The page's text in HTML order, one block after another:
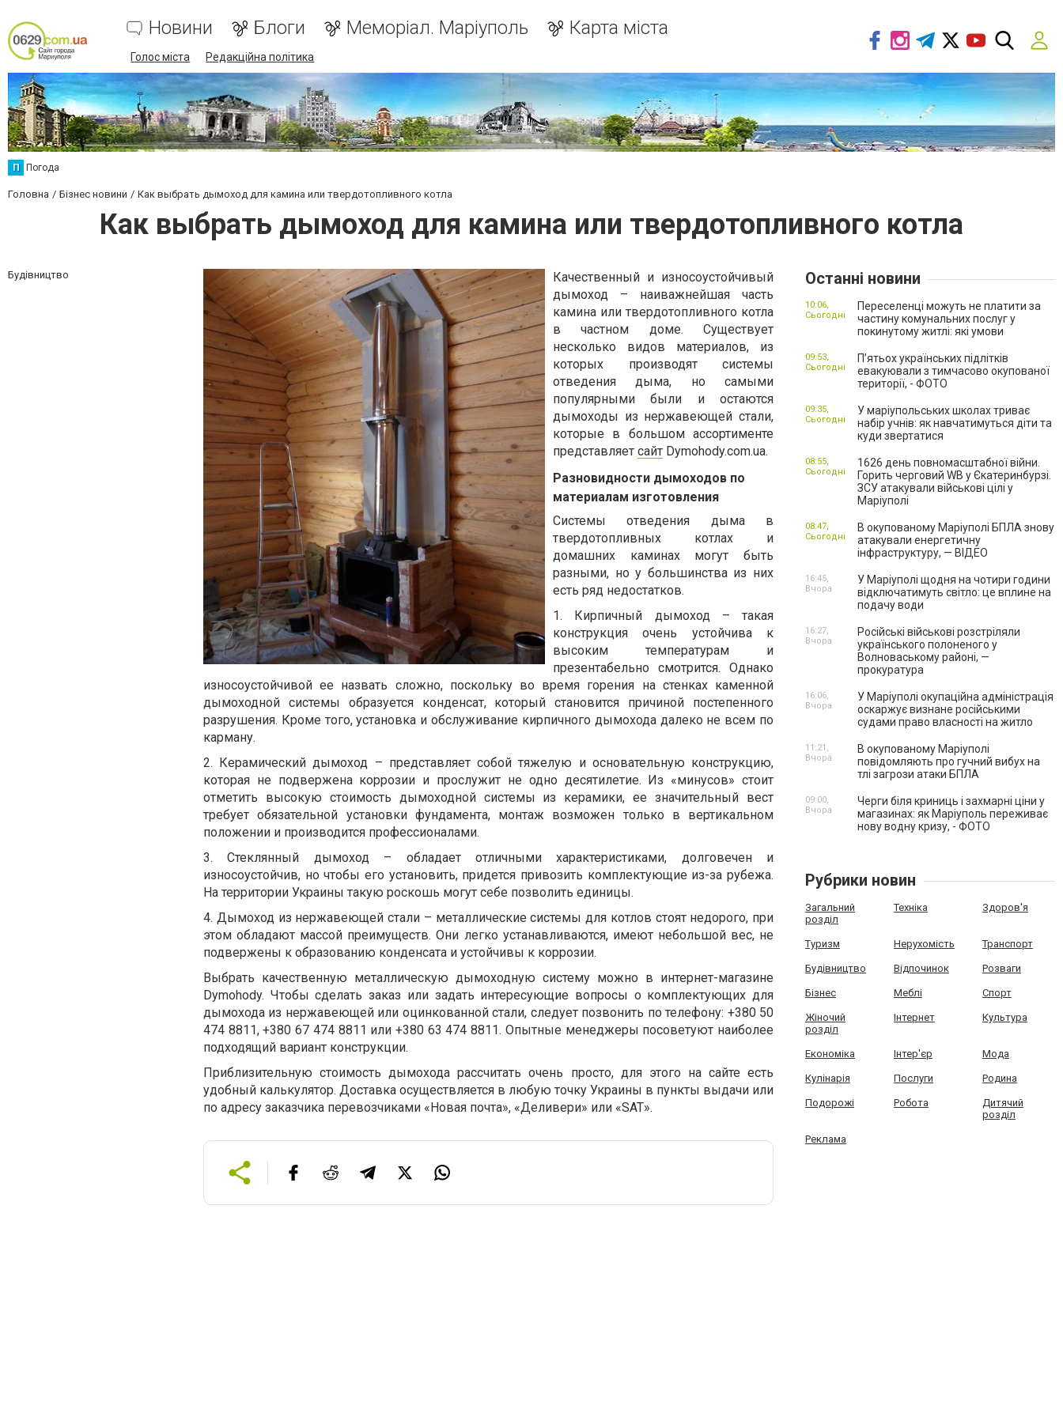
Новини Блоги Меморіал. Маріуполь Карта міста
Голос міста Редакційна політика
П Погода
Головна Бізнес новини Как выбрать дымоход для камина или твердотопливного котла
Как выбрать дымоход для камина или твердотопливного котла
Будівництво
Качественный и износоустойчивый
дымоход – наиважнейшая часть
камина или твердотопливного котла
в частном доме. Существует
несколько видов материалов, из
которых производят системы
отведения дыма, но самыми
популярными были и остаются
дымоходы из нержавеющей стали,
которые в большом ассортименте
представляет сайт Dymohody.com.ua.
Разновидности дымоходов по
материалам изготовления
Системы отведения дыма в
твердотопливных котлах и
домашних каминах могут быть
разными, но у большинства из них
есть ряд недостатков.
1. Кирпичный дымоход – такая
конструкция очень устойчива к
высоким температурам и
презентабельно смотрится. Однако
износоустойчивой ее назвать сложно, поскольку во время горения на стенках каменной
дымоходной системы образуется конденсат, который становится причиной постепенного
разрушения. Кроме того, установка и обслуживание кирпичного дымохода далеко не всем по
карману.
2. Керамический дымоход – представляет собой тяжелую и основательную конструкцию,
которая не подвержена коррозии и прослужит не одно десятилетие. Из «минусов» стоит
отметить высокую стоимость дымоходной системы из керамики, ее значительный вест
требует обязательной установки фундамента, монтаж возможен только в вертикальном
положении и производится профессионалами.
3. Стеклянный дымоход – обладает отличными характеристиками, долговечен и
износоустойчив, но чтобы его установить, придется привозить комплектующие из-за рубежа.
На территории Украины такую роскошь могут себе позволить единицы.
4. Дымоход из нержавеющей стали – металлические системы для котлов стоят недорого, при
этом обладают массой преимуществ. Они легко устанавливаются, имеют небольшой вес, не
подвержены к образованию конденсата и устойчивы к коррозии.
Выбрать качественную металлическую дымоходную систему можно в интернет-магазине
Dymohody. Чтобы сделать заказ или задать интересующие вопросы о комплектующих для
дымохода из нержавеющей или оцинкованной стали, следует позвонить по телефону: +380 50
474 8811, +380 67 474 8811 или +380 63 474 8811. Опытные менеджеры посоветуют наиболее
подходящий вариант конструкции.
Приблизительную стоимость дымохода рассчитать очень просто, для этого на сайте есть
удобный калькулятор. Доставка осуществляется в любую точку Украины в пункты выдачи или
по адресу заказчика перевозчиками «Новая почта», «Деливери» или «ЅАТ».
Останні новини
Переселенці можуть не платити за
частину комунальних послуг у
покинутому житлі: які умови
10:06,
Сьогодні
П’ятьох українських підлітків
евакуювали з тимчасово окупованої
території, - ФОТО
09:53,
Сьогодні
У маріупольських школах триває
набір учнів: як навчатимуться діти та
куди звертатися
09:35,
Сьогодні
1626 день повномасштабної війни.
Горить черговий WB у Єкатеринбурзі.
ЗСУ атакували військові цілі у
Маріуполі
08:55,
Сьогодні
В окупованому Маріуполі БПЛА знову
атакували енергетичну
інфраструктуру, — ВІДЕО
08:47,
Сьогодні
У Маріуполі щодня на чотири години
відключатимуть світло: це вплине на
подачу води
16:45,
Вчора
Російські військові розстріляли
українського полоненого у
Волноваському районі, —
прокуратура
16:27,
Вчора
У Маріуполі окупаційна адміністрація
оскаржує визнане російськими
судами право власності на житло
16:06,
Вчора
В окупованому Маріуполі
повідомляють про гучний вибух на
тлі загрози атаки БПЛА
11:21,
Вчора
Черги біля криниць і захмарні ціни у
магазинах: як Маріуполь переживає
нову водну кризу, - ФОТО
09:00,
Вчора
Рубрики новин
Загальний
розділ
Техніка Здоров'я
Туризм Нерухомість Транспорт
Будівництво Відпочинок Розваги
Бізнес Меблі Спорт
Жіночий
розділ
Інтернет Культура
Економіка Інтер'єр Мода
Кулінарія Послуги Родина
Подорожі Робота
Дитячий
розділ
Реклама